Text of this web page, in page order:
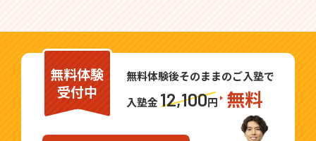
無料体験
受付中
無料体験後そのままのご入塾で
入塾金 12,100円 無料